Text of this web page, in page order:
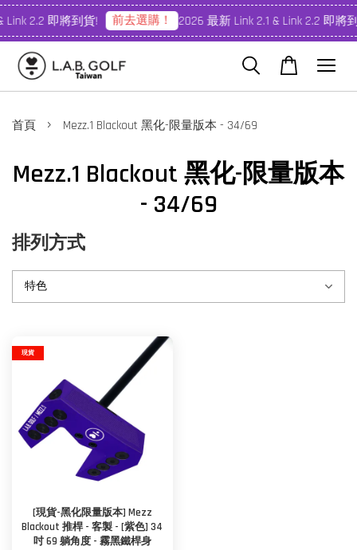
Link 2.2 即將到貨! 前去選購！ 2026 最新 Link 2.1 & Link 2.2 即將
首頁 › Mezz.1 Blackout 黑化-限量版本 - 34/69
Mezz.1 Blackout 黑化-限量版本
- 34/69
排列方式
現貨
[現貨-黑化限量版本] Mezz
Blackout 推桿 - 客製 - [紫色] 34
吋 69 躺角度 - 霧黑鐵桿身